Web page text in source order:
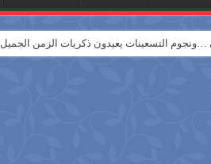
التسعينات يعيدون ذكريات الزمن الجميل